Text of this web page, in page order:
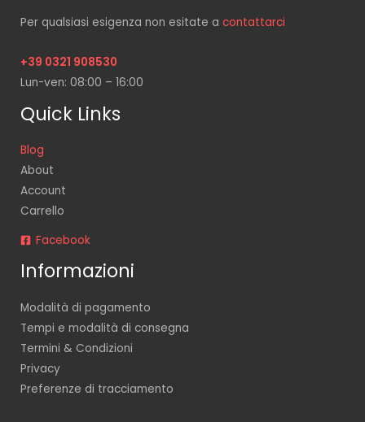
Per qualsiasi esigenza non esitate a contattarci
+39 0321 908530
Lun-ven: 08:00 – 16:00
Quick Links
Blog
About
Account
Carrello
Facebook
Informazioni
Modalità di pagamento
Tempi e modalità di consegna
Termini & Condizioni
Privacy
Preferenze di tracciamento